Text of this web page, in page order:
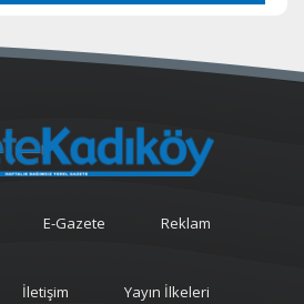
E-Gazete Reklam
İletişim Yayın İlkeleri